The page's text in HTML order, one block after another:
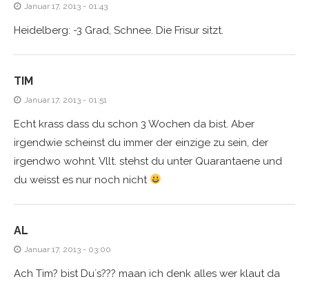
Januar 17, 2013 - 01:43
Heidelberg: -3 Grad, Schnee. Die Frisur sitzt.
TIM
Januar 17, 2013 - 01:51
Echt krass dass du schon 3 Wochen da bist. Aber
irgendwie scheinst du immer der einzige zu sein, der
irgendwo wohnt. Vllt. stehst du unter Quarantaene und
du weisst es nur noch nicht
AL
Januar 17, 2013 - 03:00
Ach Tim? bist Du´s??? maan ich denk alles wer klaut da